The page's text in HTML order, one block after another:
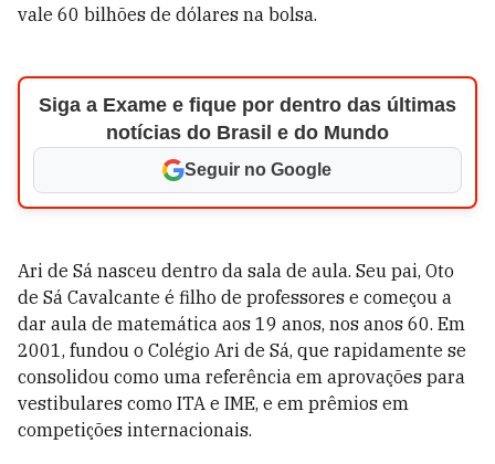
vale 60 bilhões de dólares na bolsa.
Siga a Exame e fique por dentro das últimas
notícias do Brasil e do Mundo
Seguir no Google
Ari de Sá nasceu dentro da sala de aula. Seu pai, Oto
de Sá Cavalcante é filho de professores e começou a
dar aula de matemática aos 19 anos, nos anos 60. Em
2001, fundou o Colégio Ari de Sá, que rapidamente se
consolidou como uma referência em aprovações para
vestibulares como ITA e IME, e em prêmios em
competições internacionais.